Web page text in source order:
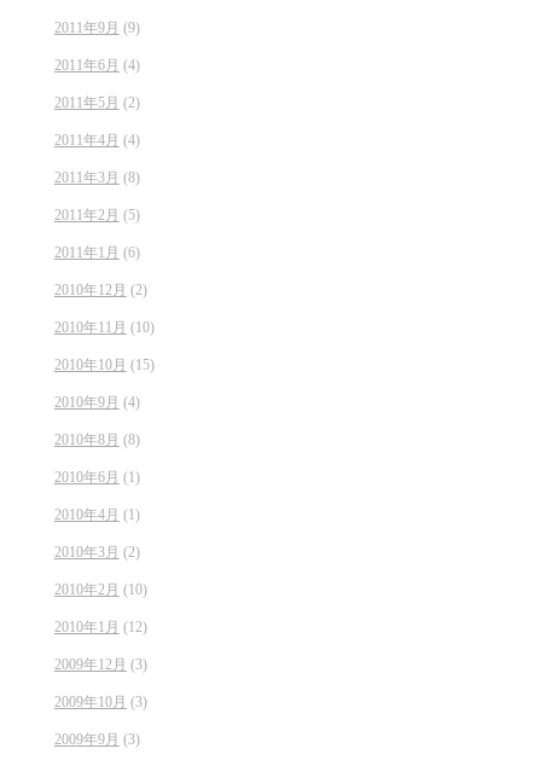
2011年9月 (9)
2011年6月 (4)
2011年5月 (2)
2011年4月 (4)
2011年3月 (8)
2011年2月 (5)
2011年1月 (6)
2010年12月 (2)
2010年11月 (10)
2010年10月 (15)
2010年9月 (4)
2010年8月 (8)
2010年6月 (1)
2010年4月 (1)
2010年3月 (2)
2010年2月 (10)
2010年1月 (12)
2009年12月 (3)
2009年10月 (3)
2009年9月 (3)